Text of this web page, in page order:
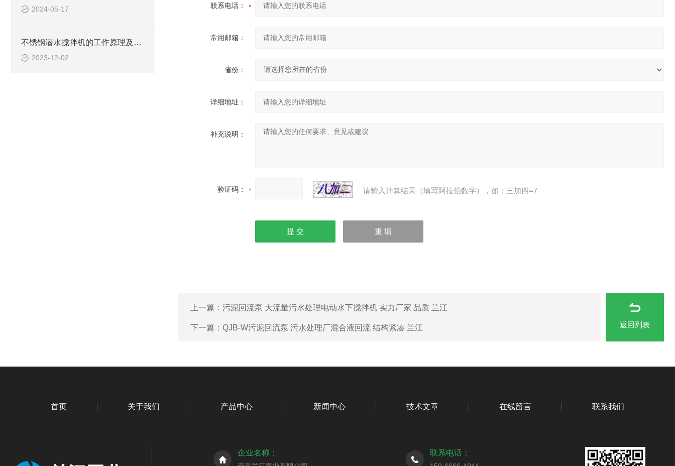
2024-05-17
不锈钢潜水搅拌机的工作原理及作用特点、CAD安装系统结构图
2023-12-02
联系电话：
常用邮箱：
省份：
详细地址：
补充说明：
验证码： 请输入计算结果（填写阿拉伯数字），如：三加四=7
上一篇： 污泥回流泵 大流量污水处理电动水下搅拌机 实力厂家 品质 兰江
下一篇： QJB-W污泥回流泵 污水处理厂混合液回流 结构紧凑 兰江 返回列表
首页 关于我们 产品中心 新闻中心 技术文章 在线留言 联系我们
企业名称： 联系电话：